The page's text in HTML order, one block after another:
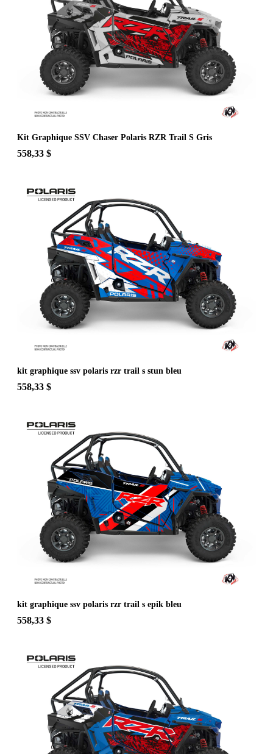
Kit Graphique SSV Chaser Polaris RZR Trail S Gris
558,33 $
kit graphique ssv polaris rzr trail s stun bleu
558,33 $
kit graphique ssv polaris rzr trail s epik bleu
558,33 $